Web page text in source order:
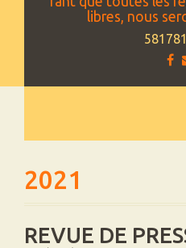
libres, nous
À PROPOS
2021
REVUE DE